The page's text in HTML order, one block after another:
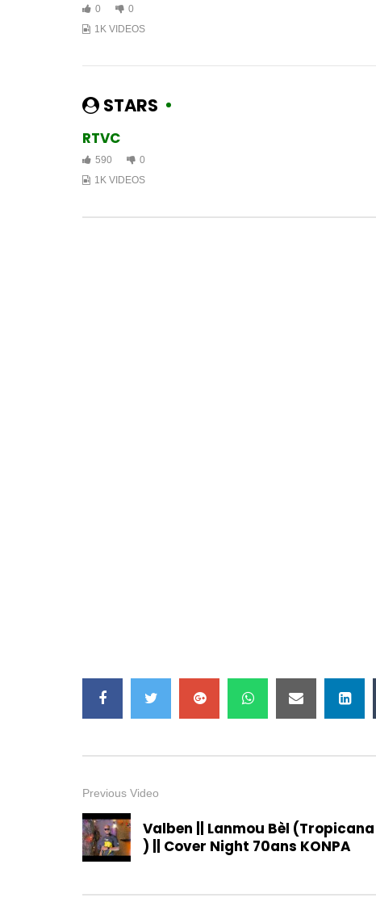
0
0
1K VIDEOS
STARS
RTVC
590
0
1K VIDEOS
Previous Video
Valben || Lanmou Bèl (Tropicana
) || Cover Night 70ans KONPA